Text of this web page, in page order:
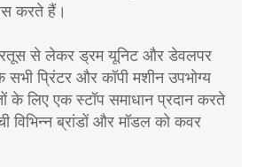
करते हैं।
से लेकर ड्रम यूनिट और डेवलपर
प्रिंटर और कॉपी मशीन उपभोग्य
के लिए एक स्टॉप समाधान प्रदान करते
विभिन्न ब्रांडों और मॉडल को कवर